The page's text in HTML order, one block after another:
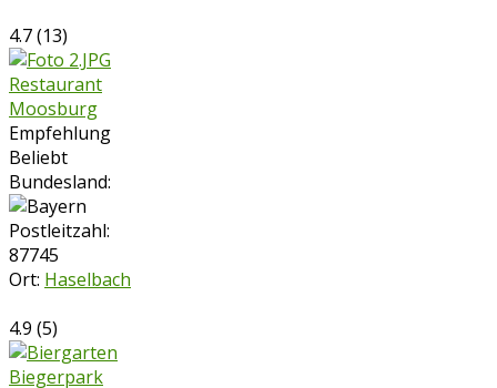
4.7(13)
Restaurant
Moosburg
Empfehlung
Beliebt
Bundesland:
Postleitzahl:
87745
Ort: Haselbach
4.9 (5)